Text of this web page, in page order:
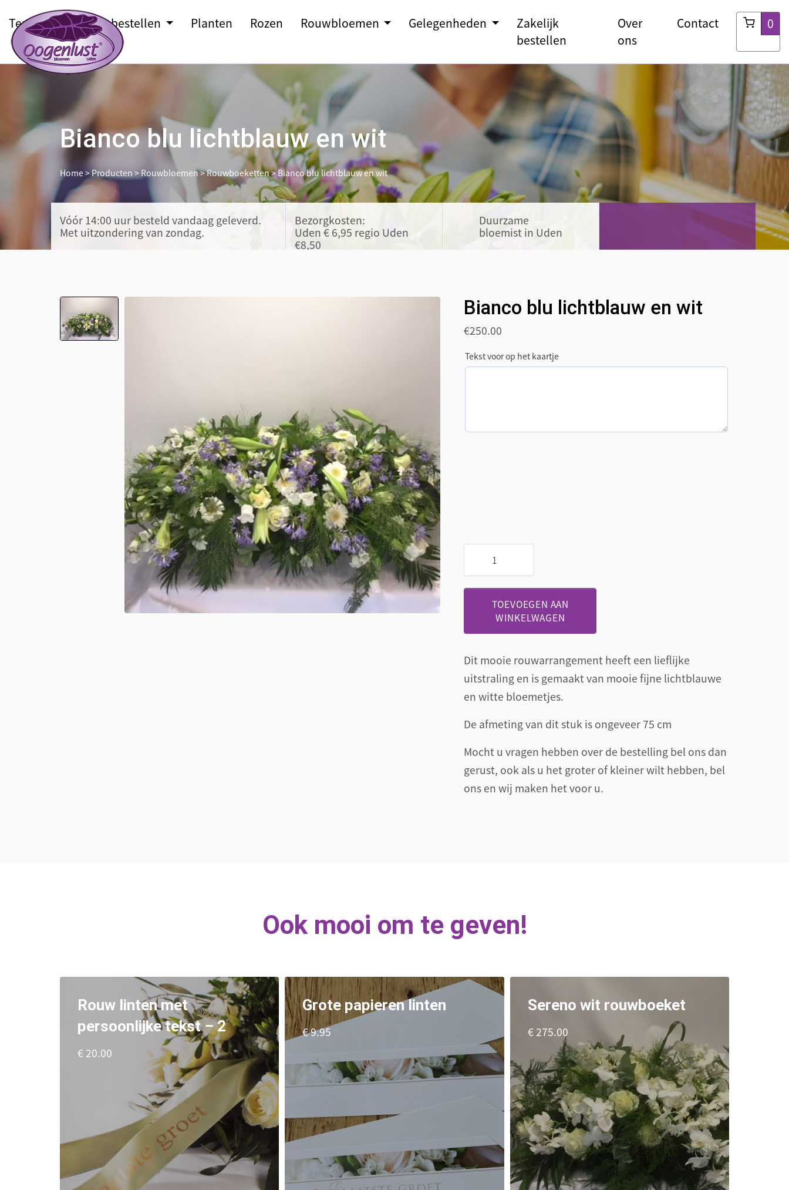
Terras Bloemen bestellen Planten Rozen Rouwbloemen Gelegenheden
Zakelijk
bestellen
Over
ons
Contact 0
Bianco blu lichtblauw en wit
Home>Producten>Rouwbloemen>Rouwboeketten>Bianco blu lichtblauw en wit
Vóór 14:00 uur besteldvandaag geleverd.
Met uitzondering van zondag.
Bezorgkosten:
Uden € 6,95 regio Uden
€8,50
Duurzame
bloemist in Uden
Bianco blu lichtblauw en wit
€250.00
Tekst voor op het kaartje
lichtblauw
TOEVOEGEN AAN
WINKELWAGEN
Dit mooie rouwarrangement heeft een lieflijke
uitstraling en is gemaakt van mooie fijne lichtblauwe
en witte bloemetjes.
De afmeting van dit stuk is ongeveer 75 cm
Mocht u vragen hebben over de bestelling bel ons dan
gerust, ook als u het groter of kleiner wilt hebben, bel
ons en wij maken het voor u.
Ook mooi om te geven!
Rouw linten met
persoonlijke tekst – 2
€ 20.00
Grote papieren linten
€ 9.95
Sereno wit rouwboeket
€ 275.00